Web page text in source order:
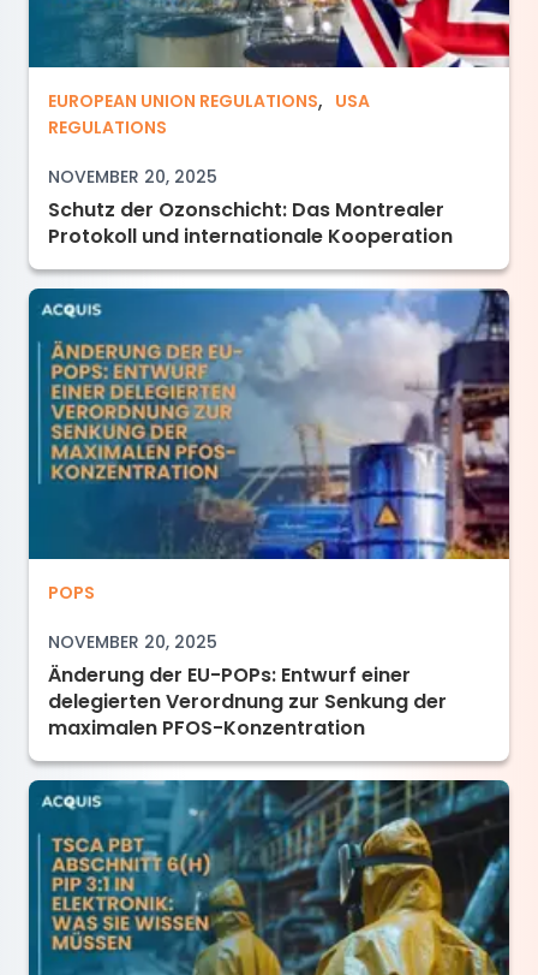
Schutz der Ozonschicht: Das Montrealer
EUROPEAN UNION REGULATIONS, USA
REGULATIONS
NOVEMBER 20, 2025
Schutz der Ozonschicht: Das Montrealer
Protokoll und internationale Kooperation
Änderung der EU-POPs: Entwurf einer
POPS
NOVEMBER 20, 2025
Änderung der EU-POPs: Entwurf einer
delegierten Verordnung zur Senkung der
maximalen PFOS-Konzentration